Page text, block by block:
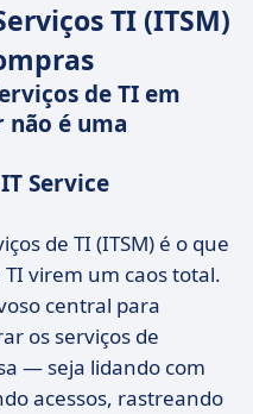
TI (ITSM)
de TI em
não é uma
Service
de TI (ITSM) é o que
virem um caos total.
central para
os serviços de
— seja lidando com
acessos, rastreando